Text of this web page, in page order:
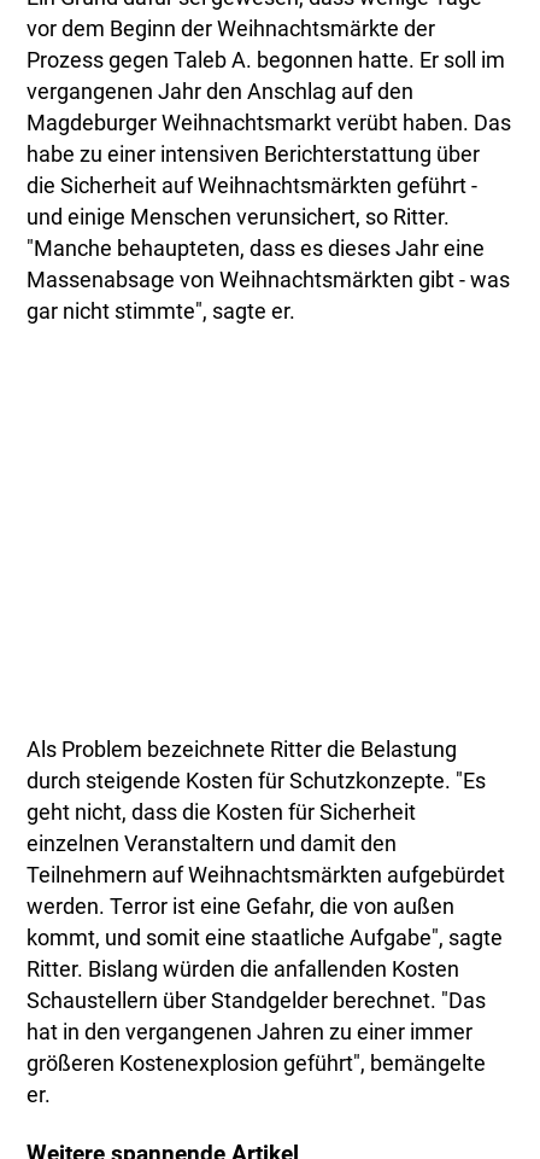
vor dem Beginn der Weihnachtsmärkte der
Prozess gegen Taleb A. begonnen hatte. Er soll im
vergangenen Jahr den Anschlag auf den
Magdeburger Weihnachtsmarkt verübt haben. Das
habe zu einer intensiven Berichterstattung über
die Sicherheit auf Weihnachtsmärkten geführt -
und einige Menschen verunsichert, so Ritter.
"Manche behaupteten, dass es dieses Jahr eine
Massenabsage von Weihnachtsmärkten gibt - was
gar nicht stimmte", sagte er.
Als Problem bezeichnete Ritter die Belastung
durch steigende Kosten für Schutzkonzepte. "Es
geht nicht, dass die Kosten für Sicherheit
einzelnen Veranstaltern und damit den
Teilnehmern auf Weihnachtsmärkten aufgebürdet
werden. Terror ist eine Gefahr, die von außen
kommt, und somit eine staatliche Aufgabe", sagte
Ritter. Bislang würden die anfallenden Kosten
Schaustellern über Standgelder berechnet. "Das
hat in den vergangenen Jahren zu einer immer
größeren Kostenexplosion geführt", bemängelte
er.